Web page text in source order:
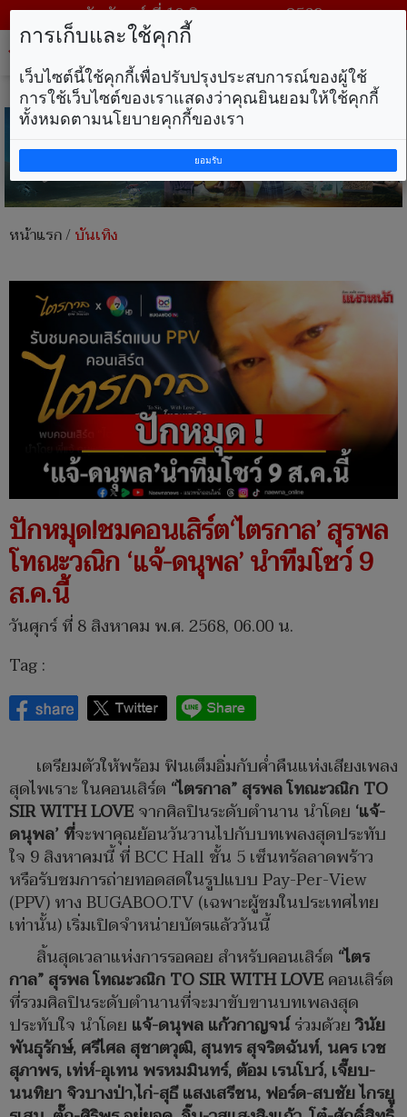
วันจันทร์ ที่ 10 สิงหาคม พ.ศ. 2569
หน้าแรก/บันเทิง
ปักหมุด!ชมคอนเสิร์ต‘ไตรกาล’ สุรพล
โทณะวณิก ‘แจ้-ดนุพล’ นำทีมโชว์ 9
ส.ค.นี้
วันศุกร์ ที่ 8 สิงหาคม พ.ศ. 2568, 06.00 น.
Tag :
เตรียมตัวให้พร้อม ฟินเต็มอิ่มกับค่ำคืนแห่งเสียงเพลง
สุดไพเราะ ในคอนเสิร์ต “ไตรกาล” สุรพล โทณะวณิกTO
SIR WITH LOVEจากศิลปินระดับตำนาน นำโดย ‘แจ้-
ดนุพล’ ที่จะพาคุณย้อนวันวานไปกับบทเพลงสุดประทับ
ใจ 9 สิงหาคมนี้ ที่ BCC Hall ชั้น 5 เซ็นทรัลลาดพร้าว
หรือรับชมการถ่ายทอดสดในรูปแบบ Pay-Per-View
(PPV) ทาง BUGABOO.TV (เฉพาะผู้ชมในประเทศไทย
เท่านั้น) เริ่มเปิดจำหน่ายบัตรแล้ววันนี้
สิ้นสุดเวลาแห่งการรอคอย สำหรับคอนเสิร์ต “ไตร
กาล” สุรพล โทณะวณิกTO SIR WITH LOVEคอนเสิร์ต
ที่รวมศิลปินระดับตำนานที่จะมาขับขานบทเพลงสุด
ประทับใจ นำโดย แจ้-ดนุพล แก้วกาญจน์ร่วมด้วยวินัย
พันธุรักษ์, ศรีไศล สุชาตวุฒิ, สุนทร สุจริตฉันท์, นคร เวช
สุภาพร, เท่ห์-อุเทน พรหมมินทร์, ต้อม เรนโบว์, เจี๊ยบ-
นนทิยา จิวบางป่า,ไก่-สุธี แสงเสรีชน, ฟอร์ด-สบชัย ไกรยู
การเก็บและใช้คุกกี้
เว็บไซต์นี้ใช้คุกกี้เพื่อปรับปรุงประสบการณ์ของผู้ใช้
การใช้เว็บไซต์ของเราแสดงว่าคุณยินยอมให้ใช้คุกกี้
ทั้งหมดตามนโยบายคุกกี้ของเรา
ยอมรับ